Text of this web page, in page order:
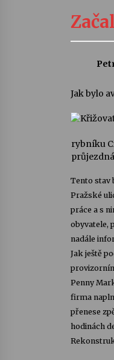
Jak bylo
rybníku
Tento stav
Pražské
práce a s
obyvatele,
nadále
Jak ještě
Penny
firma
přenese
hodinách